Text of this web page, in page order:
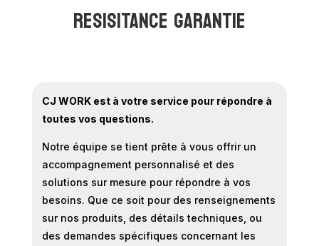
RESISITANCE GARANTIE
CJ WORK est à votre service pour répondre à
toutes vos questions.
Notre équipe se tient prête à vous offrir un
accompagnement personnalisé et des
solutions sur mesure pour répondre à vos
besoins. Que ce soit pour des renseignements
sur nos produits, des détails techniques, ou
des demandes spécifiques concernant les